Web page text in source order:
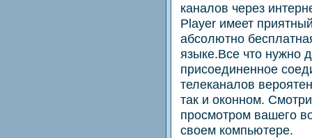
каналов через
Player имеет
абсолютно
языке.Все что нужно
присоединенное
телеканалов
так и оконном.
просмотром вашего
своем компьютере.